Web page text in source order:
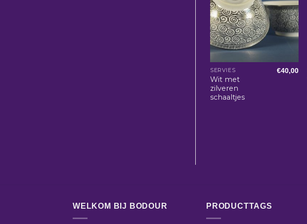
SERVIES
Wit met
zilveren
schaaltjes
€40,00
WELKOM BIJ BODOUR PRODUCTTAGS